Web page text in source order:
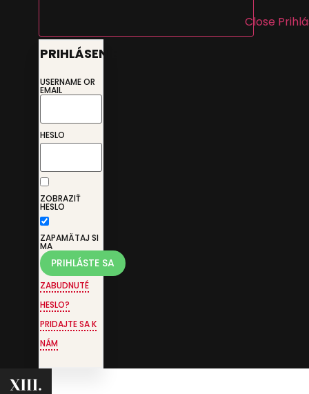
Close
PRIHLÁSENIE
USERNAME OR
EMAIL
HESLO
ZOBRAZIŤ
HESLO
ZAPAMÄTAJ SI
MA
ZABUDNUTÉ
HESLO?
PRIDAJTE SA K
NÁM